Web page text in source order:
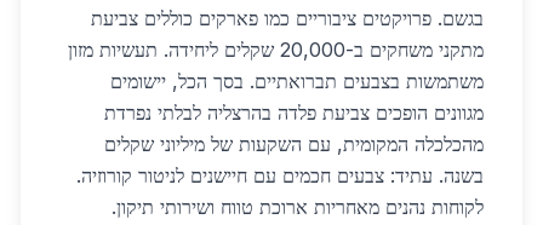
בגשם. פרויקטים ציבוריים כמו פארקים כוללים צביעת
מתקני משחקים ב-20,000 שקלים ליחידה. תעשיות מזון
משתמשות בצבעים תברואתיים. בסך הכל, יישומים
מגוונים הופכים צביעת פלדה בהרצליה לבלתי נפרדת
מהכלכלה המקומית, עם השקעות של מיליוני שקלים
בשנה. עתיד: צבעים חכמים עם חיישנים לניטור קורוזיה.
לקוחות נהנים מאחריות ארוכת טווח ושירותי תיקון.